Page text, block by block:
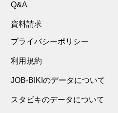
Q&A
資料請求
プライバシーポリシー
利用規約
JOB-BIKIのデータについて
スタビキのデータについて